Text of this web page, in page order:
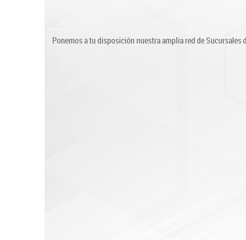
Ponemos a tu disposición nuestra amplia red de